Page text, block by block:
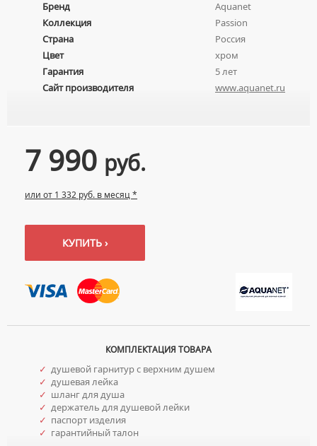
Бренд
Aquanet
Коллекция
Passion
Страна
Россия
Цвет
хром
Гарантия
5 лет
Сайт производителя
www.aquanet.ru
7 990 руб.
или от 1 332 руб. в месяц *
КУПИТЬ ›
КОМПЛЕКТАЦИЯ ТОВАРА
✓ душевой гарнитур с верхним душем
✓ душевая лейка
✓ шланг для душа
✓ держатель для душевой лейки
✓ паспорт изделия
✓ гарантийный талон
УМЫВАЛЬНИКИ С ПЬЕДЕСТАЛАМИ
ПОЛУПЬЕДЕСТАЛЫ ДЛЯ УМЫВАЛЬНИКОВ